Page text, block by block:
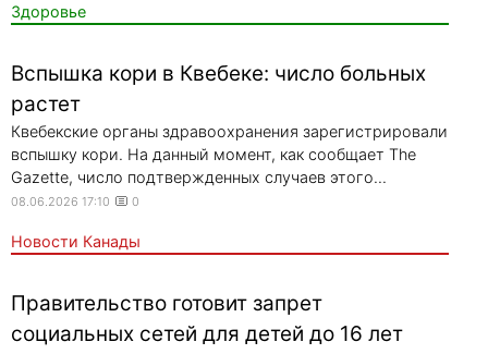
Здоровье
Вспышка кори в Квебеке: число больных
растет
Квебекские органы здравоохранения зарегистрировали
вспышку кори. На данный момент, как сообщает The
Gazette, число подтвержденных случаев этого...
08.06.2026 17:10 0
Новости Канады
Правительство готовит запрет
социальных сетей для детей до 16 лет